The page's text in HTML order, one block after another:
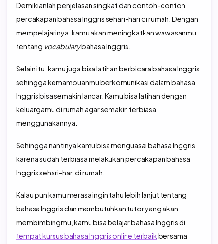
Demikianlah penjelasan singkat dan contoh-contoh
percakapan bahasa Inggris sehari-hari di rumah. Dengan
mempelajarinya, kamu akan meningkatkan wawasanmu
tentang vocabularybahasa Inggris.
Selain itu, kamu juga bisa latihan berbicara bahasa Inggris
sehingga kemampuanmu berkomunikasi dalam bahasa
Inggris bisa semakin lancar. Kamu bisa latihan dengan
keluargamu di rumah agar semakin terbiasa
menggunakannya.
Sehingga nantinya kamu bisa menguasai bahasa Inggris
karena sudah terbiasa melakukan percakapan bahasa
Inggris sehari-hari di rumah.
Kalau pun kamu merasa ingin tahu lebih lanjut tentang
bahasa Inggris dan membutuhkan tutor yang akan
membimbingmu, kamu bisa belajar bahasa Inggris di
tempat kursus bahasa Inggris online terbaikbersama